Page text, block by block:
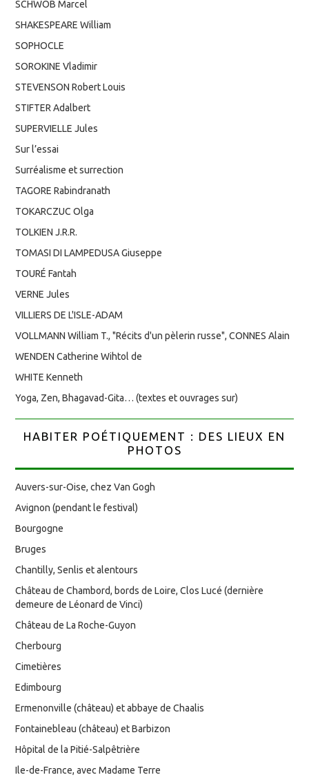
SCHWOB Marcel
SHAKESPEARE William
SOPHOCLE
SOROKINE Vladimir
STEVENSON Robert Louis
STIFTER Adalbert
SUPERVIELLE Jules
Sur l’essai
Surréalisme et surrection
TAGORE Rabindranath
TOKARCZUC Olga
TOLKIEN J.R.R.
TOMASI DI LAMPEDUSA Giuseppe
TOURÉ Fantah
VERNE Jules
VILLIERS DE L'ISLE-ADAM
VOLLMANN William T., "Récits d'un pèlerin russe", CONNES Alain
WENDEN Catherine Wihtol de
WHITE Kenneth
Yoga, Zen, Bhagavad-Gita… (textes et ouvrages sur)
HABITER POÉTIQUEMENT : DES LIEUX EN
PHOTOS
Auvers-sur-Oise, chez Van Gogh
Avignon (pendant le festival)
Bourgogne
Bruges
Chantilly, Senlis et alentours
Château de Chambord, bords de Loire, Clos Lucé (dernière
demeure de Léonard de Vinci)
Château de La Roche-Guyon
Cherbourg
Cimetières
Edimbourg
Ermenonville (château) et abbaye de Chaalis
Fontainebleau (château) et Barbizon
Hôpital de la Pitié-Salpêtrière
Ile-de-France, avec Madame Terre